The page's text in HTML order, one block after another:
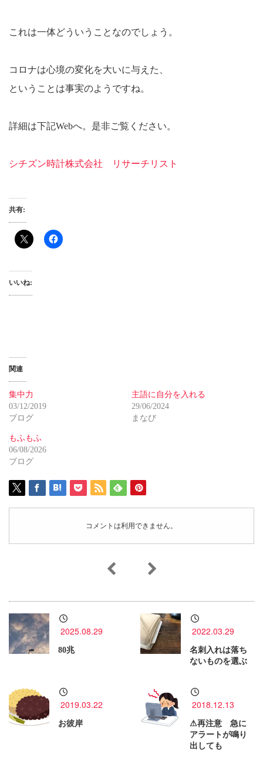
これは一体どういうことなのでしょう。
コロナは心境の変化を大いに与えた、
ということは事実のようですね。
詳細は下記Webへ。是非ご覧ください。
シチズン時計株式会社 リサーチリスト
共有:
いいね:
関連
集中力
03/12/2019
ブログ
主語に自分を入れる
29/06/2024
まなび
もふもふ
06/08/2026
ブログ
コメントは利用できません。
2025.08.29
80兆
2022.03.29
名刺入れは落ち
ないものを選ぶ
2019.03.22
お彼岸
2018.12.13
⚠再注意 急に
アラートが鳴り
出しても